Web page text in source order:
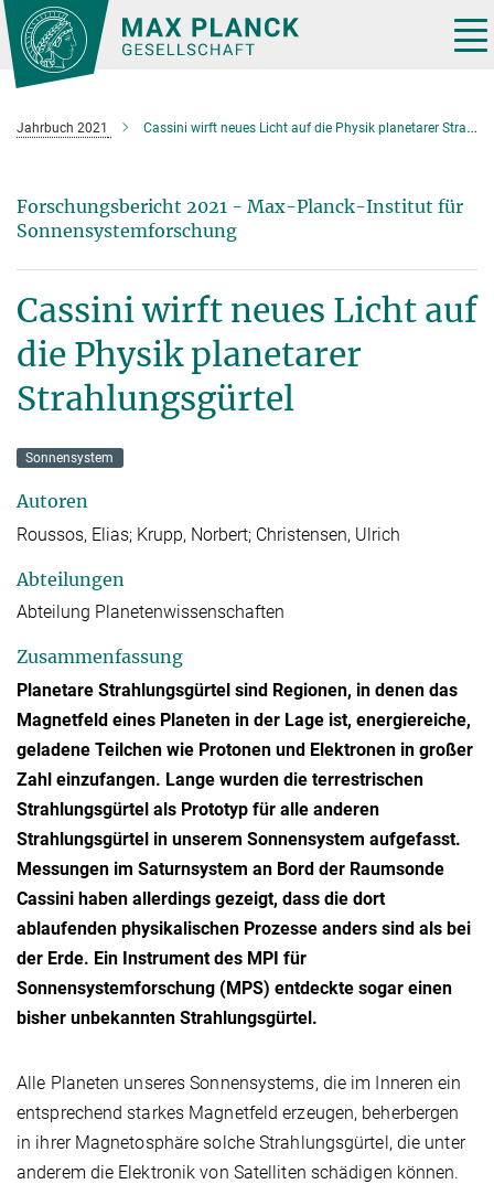
Hauptinhalt
Jahrbuch 2021 Cassini wirft neues Licht auf die Physik planetarer Strahlungsgürtel
Forschungsbericht 2021 - Max-Planck-Institut für
Sonnensystemforschung
Cassini wirft neues Licht auf
die Physik planetarer
Strahlungsgürtel
Sonnensystem
Autoren
Roussos, Elias; Krupp, Norbert; Christensen, Ulrich
Abteilungen
Abteilung Planetenwissenschaften
Zusammenfassung
Planetare Strahlungsgürtel sind Regionen, in denen das
Magnetfeld eines Planeten in der Lage ist, energiereiche,
geladene Teilchen wie Protonen und Elektronen in großer
Zahl einzufangen. Lange wurden die terrestrischen
Strahlungsgürtel als Prototyp für alle anderen
Strahlungsgürtel in unserem Sonnensystem aufgefasst.
Messungen im Saturnsystem an Bord der Raumsonde
Cassini haben allerdings gezeigt, dass die dort
ablaufenden physikalischen Prozesse anders sind als bei
der Erde. Ein Instrument des MPI für
Sonnensystemforschung (MPS) entdeckte sogar einen
bisher unbekannten Strahlungsgürtel.
Alle Planeten unseres Sonnensystems, die im Inneren ein
entsprechend starkes Magnetfeld erzeugen, beherbergen
in ihrer Magnetosphäre solche Strahlungsgürtel, die unter
anderem die Elektronik von Satelliten schädigen können.